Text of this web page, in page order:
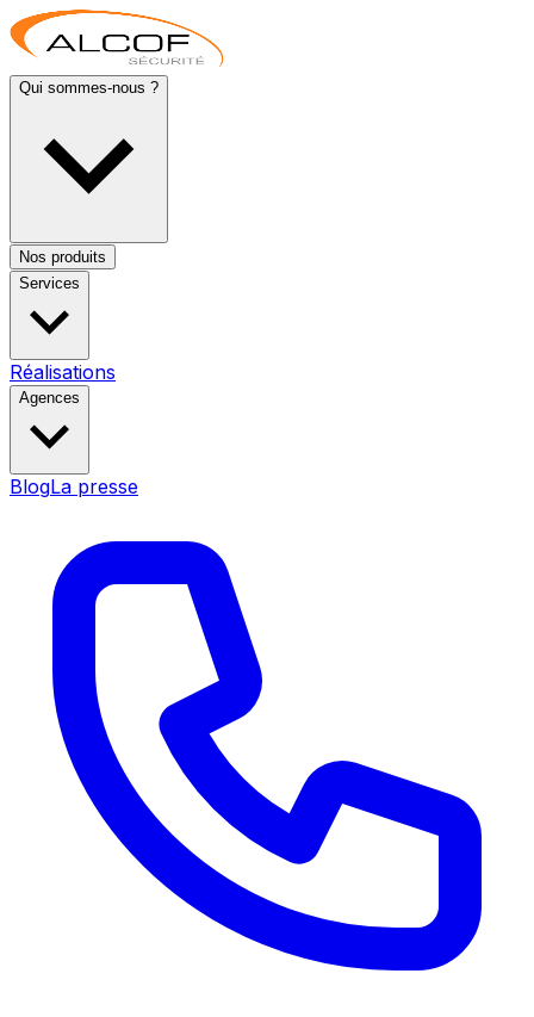
Qui sommes-nous ?
Nos produits
Services
Réalisations
Agences
BlogLa presse